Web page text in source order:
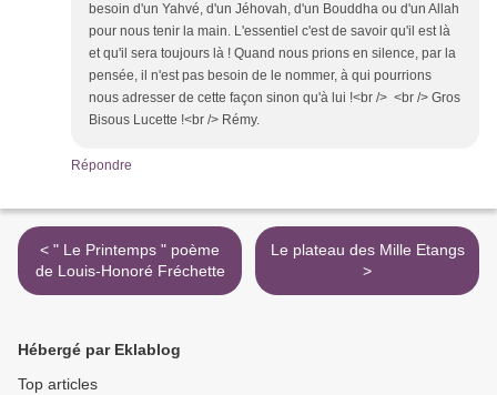
besoin d'un Yahvé, d'un Jéhovah, d'un Bouddha ou d'un Allah
pour nous tenir la main. L'essentiel c'est de savoir qu'il est là
et qu'il sera toujours là ! Quand nous prions en silence, par la
pensée, il n'est pas besoin de le nommer, à qui pourrions
nous adresser de cette façon sinon qu'à lui !<br /> <br /> Gros
Bisous Lucette !<br /> Rémy.
Répondre
< " Le Printemps " poème
de Louis-Honoré Fréchette
Le plateau des Mille Etangs
>
Hébergé par Eklablog
Top articles